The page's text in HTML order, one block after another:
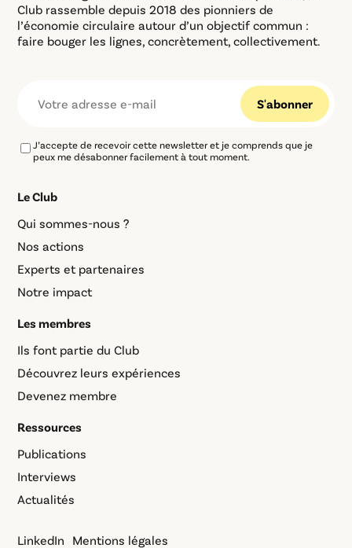
Club rassemble depuis 2018 des pionniers de
l’économie circulaire autour d’un objectif commun :
faire bouger les lignes, concrètement, collectivement.
J’accepte de recevoir cette newsletter et je comprends que je
peux me désabonner facilement à tout moment.
Le Club
Qui sommes-nous ?
Nos actions
Experts et partenaires
Notre impact
Les membres
Ils font partie du Club
Découvrez leurs expériences
Devenez membre
Ressources
Publications
Interviews
Actualités
LinkedIn Mentions légales